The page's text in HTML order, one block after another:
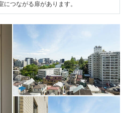
つながる扉があります。